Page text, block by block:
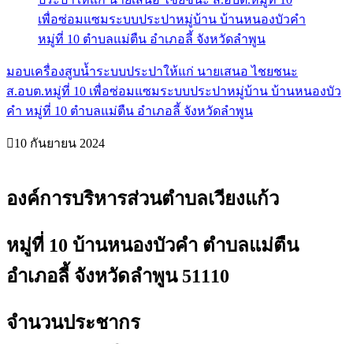
มอบเครื่องสูบน้ำระบบประปาให้แก่ นายเสนอ ไชยชนะ
ส.อบต.หมู่ที่ 10 เพื่อซ่อมแซมระบบประปาหมู่บ้าน บ้านหนองบัว
คำ หมู่ที่ 10 ตำบลแม่ตืน อำเภอลี้ จังหวัดลำพูน
10 กันยายน 2024
องค์การบริหารส่วนตำบลเวียงแก้ว
หมู่ที่ 10 บ้านหนองบัวคำ ตำบลแม่ตืน
อำเภอลี้ จังหวัดลำพูน 51110
จำนวนประชากร